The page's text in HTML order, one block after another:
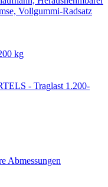
kg
- Traglast 1.200-
Abmessungen